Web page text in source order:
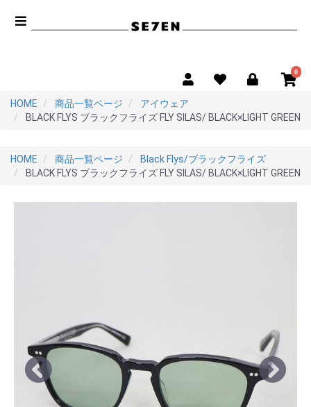
0
HOME 商品一覧ページ
アイウェア
BLACK FLYS ブラックフライズ FLY SILAS/ BLACK×LIGHT GREEN
HOME 商品一覧ページ
Black Flys/ブラックフライズ
BLACK FLYS ブラックフライズ FLY SILAS/ BLACK×LIGHT GREEN